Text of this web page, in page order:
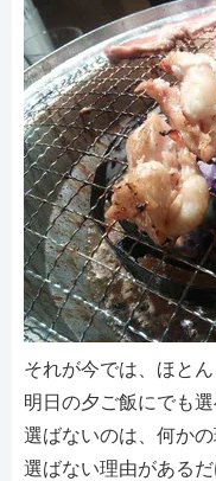
それが今では、ほと
明日の夕ご飯にでも選
選ばないのは、何かの
選ばない理由があるだ